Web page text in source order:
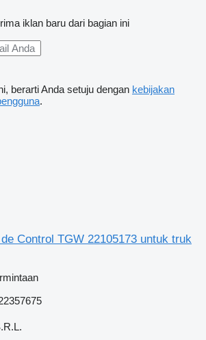
iklan baru dari bagian ini
berarti Anda setuju dengan kebijakan
.
Control TGW 22105173 untuk truk